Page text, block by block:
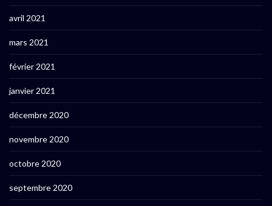
avril 2021
mars 2021
février 2021
janvier 2021
décembre 2020
novembre 2020
octobre 2020
septembre 2020